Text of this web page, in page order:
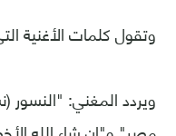
وتقول كلمات الأغنية
ويردد المغني: